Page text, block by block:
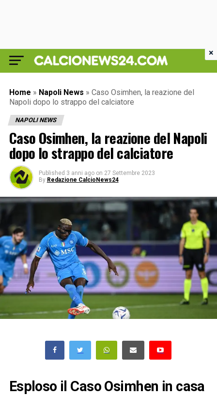
Home » Napoli News » Caso Osimhen, la reazione del
Napoli dopo lo strappo del calciatore
NAPOLI NEWS
Caso Osimhen, la reazione del Napoli
dopo lo strappo del calciatore
Published 3 anni ago on 27 Settembre 2023
By Redazione CalcioNews24
Esploso il Caso Osimhen in casa
×